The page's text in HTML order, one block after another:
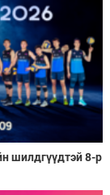
шилдгүүдтэй 8-р